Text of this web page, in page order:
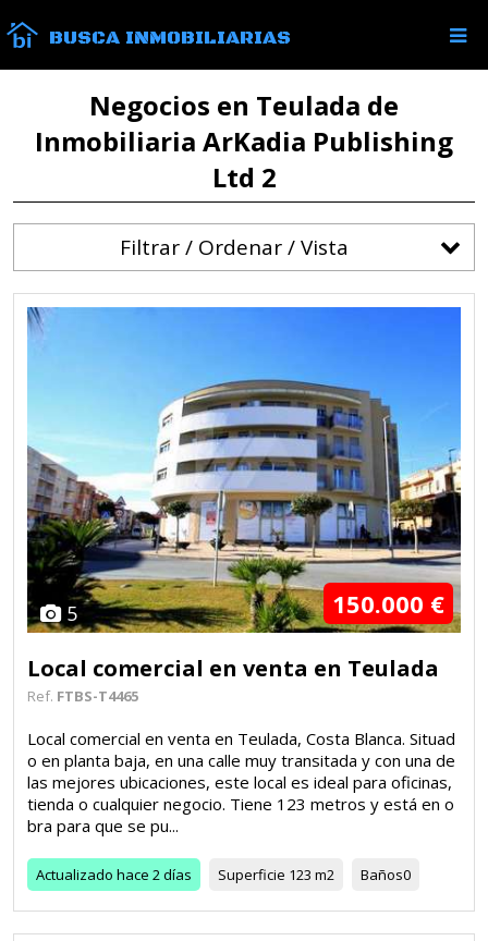
BUSCA INMOBILIARIAS
Negocios en Teulada de
Inmobiliaria ArKadia Publishing
Ltd 2
Filtrar / Ordenar / Vista
5 150.000 €
Local comercial en venta en Teulada
Ref. FTBS-T4465
Local comercial en venta en Teulada, Costa Blanca. Situad
o en planta baja, en una calle muy transitada y con una de
las mejores ubicaciones, este local es ideal para oficinas,
tienda o cualquier negocio. Tiene 123 metros y está en o
bra para que se pu...
Actualizado hace 2 días Superficie 123 m2 Baños0